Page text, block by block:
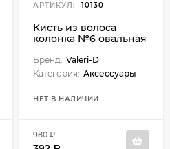
АРТИКУЛ: 10130
Кисть из волоса
колонка №6 овальная
Бренд: Valeri-D
Категория: Аксессуары
НЕТ В НАЛИЧИИ
980 ₽